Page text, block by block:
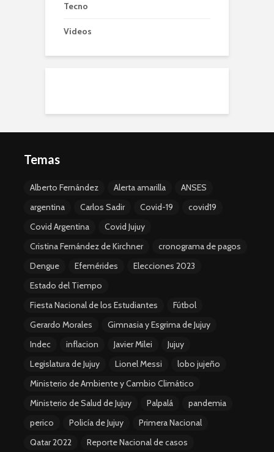
Tecno
Videos
Temas
Alberto Fernández Alerta amarilla
ANSES
argentina
Carlos Sadir Covid-19
covid19
Covid Argentina
Covid Jujuy
Cristina Fernández de Kirchner
cronograma de pagos
Dengue
Efemérides
Elecciones 2023
Estado del Tiempo
Fiesta Nacional de los Estudiantes
Fútbol
Gerardo Morales
Gimnasia y Esgrima de Jujuy
Indec
inflacion Javier Milei
Jujuy
Legislatura de Jujuy
Lionel Messi
lobo jujeño
Ministerio de Ambiente y Cambio Climático
Ministerio de Salud de Jujuy
Palpalá
pandemia
perico
Policía de Jujuy
Primera Nacional
Qatar 2022
Reporte Nacional de casos